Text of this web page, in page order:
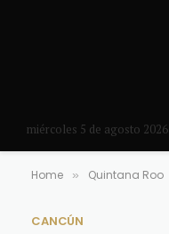
miércoles 5 de agosto 2026
Home » Quintana Roo
CANCÚN